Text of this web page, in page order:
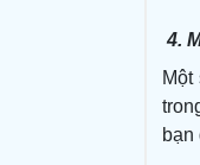
4.
bạn